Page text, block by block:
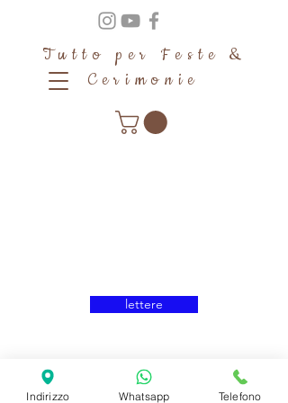
Tutto per Feste &
Cerimonie
lettere
SHIPPING INFO
Indirizzo Whatsapp Telefono